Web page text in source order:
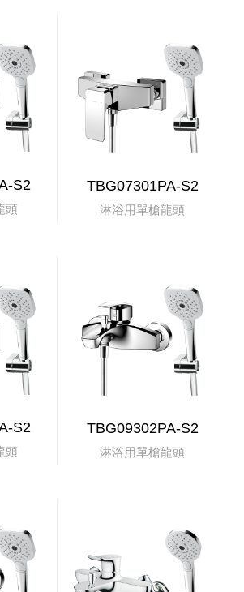
S2
頭
TBG07301PA-S2
淋浴用單槍龍頭
S2
頭
TBG09302PA-S2
淋浴用單槍龍頭